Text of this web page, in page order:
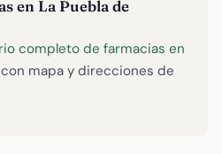
en La Puebla de
completo de farmacias en
con mapa y direcciones de